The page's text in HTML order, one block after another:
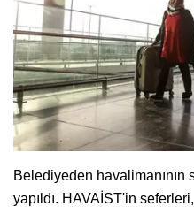
Belediyeden havalimanının
yapıldı. HAVAİST'in